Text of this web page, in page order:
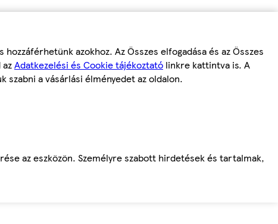
azokhoz. Az Összes elfogadása és az Összes
Adatkezelési és Cookie tájékoztató linkre kattintva is. A
a vásárlási élményedet az oldalon.
az eszközön. Személyre szabott hirdetések és tartalmak,